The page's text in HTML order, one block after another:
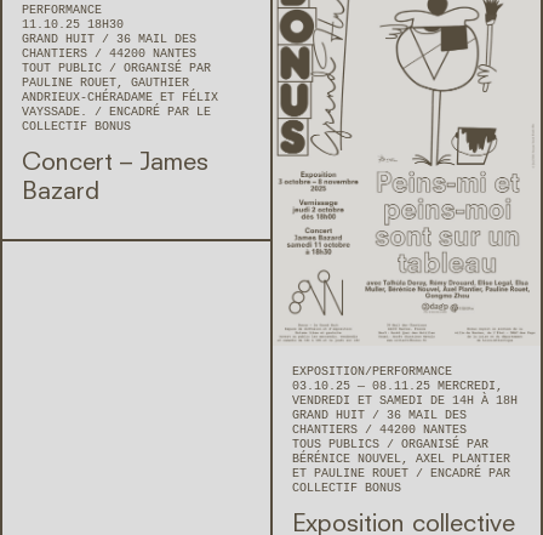
PERFORMANCE
11.10.25 18H30
GRAND HUIT
36 MAIL DES
CHANTIERS
44200 NANTES
TOUT PUBLIC
ORGANISÉ PAR
PAULINE ROUET, GAUTHIER
ANDRIEUX-CHÉRADAME ET FÉLIX
VAYSSADE.
ENCADRÉ PAR LE
COLLECTIF BONUS
Concert – James
Bazard
EXPOSITION
PERFORMANCE
03.10.25 — 08.11.25 MERCREDI,
VENDREDI ET SAMEDI DE 14H À 18H
GRAND HUIT
36 MAIL DES
CHANTIERS
44200 NANTES
TOUS PUBLICS
ORGANISÉ PAR
BÉRÉNICE NOUVEL, AXEL PLANTIER
ET PAULINE ROUET
ENCADRÉ PAR
COLLECTIF BONUS
Exposition collective